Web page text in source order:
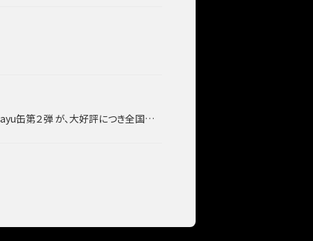
につき全国のサントリー自販機で再販決定！